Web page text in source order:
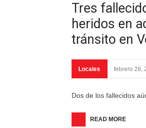
Tres
heridos en
tránsito en
Locales febrero 26,
Dos de los fallecidos
READ MORE